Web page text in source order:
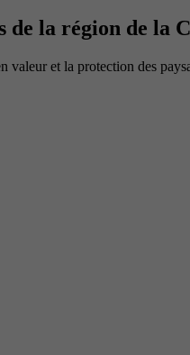
de la région de la
valeur et la protection des